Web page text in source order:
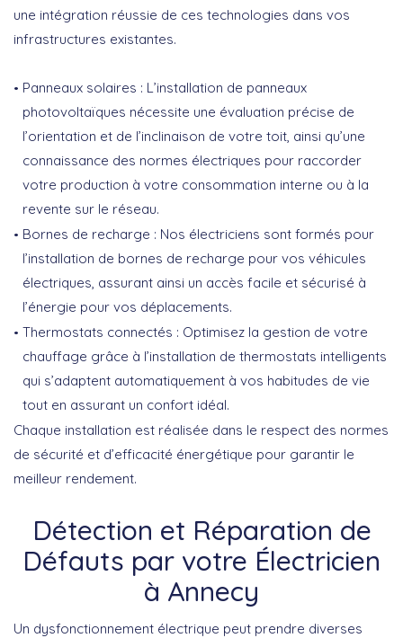
une intégration réussie de ces technologies dans vos
infrastructures existantes.
Panneaux solaires : L’installation de panneaux
photovoltaïques nécessite une évaluation précise de
l’orientation et de l’inclinaison de votre toit, ainsi qu’une
connaissance des normes électriques pour raccorder
votre production à votre consommation interne ou à la
revente sur le réseau.
Bornes de recharge : Nos électriciens sont formés pour
l’installation de bornes de recharge pour vos véhicules
électriques, assurant ainsi un accès facile et sécurisé à
l’énergie pour vos déplacements.
Thermostats connectés : Optimisez la gestion de votre
chauffage grâce à l’installation de thermostats intelligents
qui s’adaptent automatiquement à vos habitudes de vie
tout en assurant un confort idéal.
Chaque installation est réalisée dans le respect des normes
de sécurité et d’efficacité énergétique pour garantir le
meilleur rendement.
Détection et Réparation de
Défauts par votre Électricien
à Annecy
Un dysfonctionnement électrique peut prendre diverses